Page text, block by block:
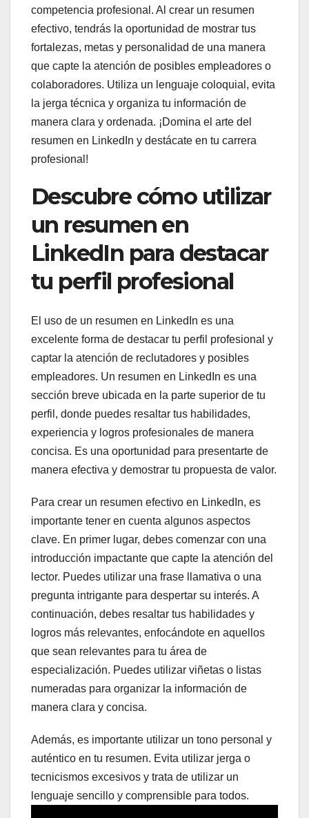
competencia profesional. Al crear un resumen
efectivo, tendrás la oportunidad de mostrar tus
fortalezas, metas y personalidad de una manera
que capte la atención de posibles empleadores o
colaboradores. Utiliza un lenguaje coloquial, evita
la jerga técnica y organiza tu información de
manera clara y ordenada. ¡Domina el arte del
resumen en LinkedIn y destácate en tu carrera
profesional!
Descubre cómo utilizar
un resumen en
LinkedIn para destacar
tu perfil profesional
El uso de un resumen en LinkedIn es una
excelente forma de destacar tu perfil profesional y
captar la atención de reclutadores y posibles
empleadores. Un resumen en LinkedIn es una
sección breve ubicada en la parte superior de tu
perfil, donde puedes resaltar tus habilidades,
experiencia y logros profesionales de manera
concisa. Es una oportunidad para presentarte de
manera efectiva y demostrar tu propuesta de valor.
Para crear un resumen efectivo en LinkedIn, es
importante tener en cuenta algunos aspectos
clave. En primer lugar, debes comenzar con una
introducción impactante que capte la atención del
lector. Puedes utilizar una frase llamativa o una
pregunta intrigante para despertar su interés. A
continuación, debes resaltar tus habilidades y
logros más relevantes, enfocándote en aquellos
que sean relevantes para tu área de
especialización. Puedes utilizar viñetas o listas
numeradas para organizar la información de
manera clara y concisa.
Además, es importante utilizar un tono personal y
auténtico en tu resumen. Evita utilizar jerga o
tecnicismos excesivos y trata de utilizar un
lenguaje sencillo y comprensible para todos.